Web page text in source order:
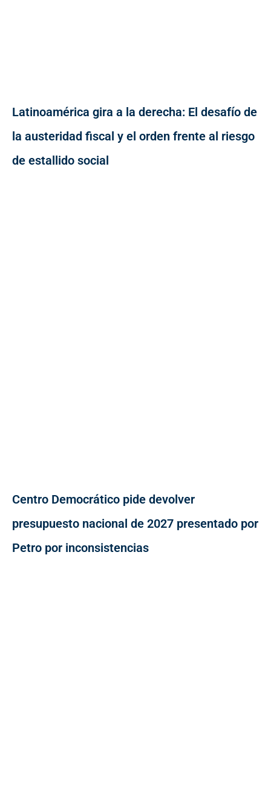
Latinoamérica gira a la derecha: El desafío de
la austeridad fiscal y el orden frente al riesgo
de estallido social
Centro Democrático pide devolver
presupuesto nacional de 2027 presentado por
Petro por inconsistencias